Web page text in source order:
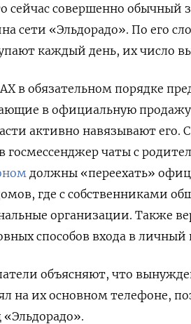
сейчас совершенно обычный
сети «Эльдорадо». По его
каждый день, их число
в обязательном порядке
в официальную
активно навязывают его.
госмессенджер чаты с
должны «переехать»
где с собственниками
организации. Также
способов входа в личный
объясняют, что
на их основном телефоне,
«Эльдорадо».